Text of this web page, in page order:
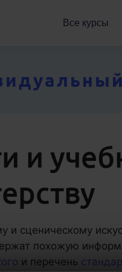
Все курсы
и
и сценическому
похожую
и перечень